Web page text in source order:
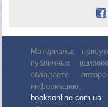
Материалы,
публичных
обладаете
booksonline.com.ua